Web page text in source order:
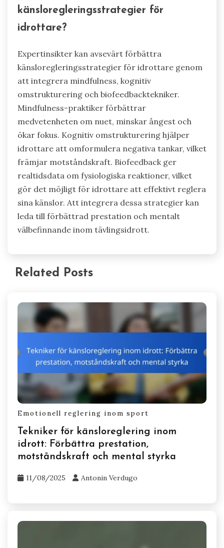
känsloregleringsstrategier för
idrottare?
Expertinsikter kan avsevärt förbättra
känsloregleringsstrategier för idrottare genom
att integrera mindfulness, kognitiv
omstrukturering och biofeedbacktekniker.
Mindfulness-praktiker förbättrar
medvetenheten om nuet, minskar ångest och
ökar fokus. Kognitiv omstrukturering hjälper
idrottare att omformulera negativa tankar, vilket
främjar motståndskraft. Biofeedback ger
realtidsdata om fysiologiska reaktioner, vilket
gör det möjligt för idrottare att effektivt reglera
sina känslor. Att integrera dessa strategier kan
leda till förbättrad prestation och mentalt
välbefinnande inom tävlingsidrott.
Related Posts
Emotionell reglering inom sport
Tekniker för känsloreglering inom
idrott: Förbättra prestation,
motståndskraft och mental styrka
11/08/2025 Antonin Verdugo